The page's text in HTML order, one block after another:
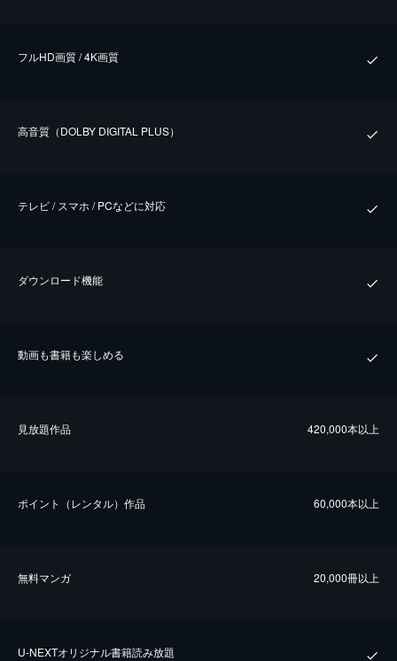
フルHD画質 / 4K画質
⾼⾳質（DOLBY DIGITAL PLUS）
テレビ / スマホ / PCなどに対応
ダウンロード機能
動画も書籍も楽しめる
⾒放題作品 420,000本以上
ポイント（レンタル）作品 60,000本以上
無料マンガ 20,000冊以上
U-NEXTオリジナル書籍読み放題